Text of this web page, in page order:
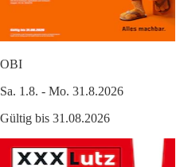
OBI
Sa. 1.8. - Mo. 31.8.2026
Gültig bis 31.08.2026